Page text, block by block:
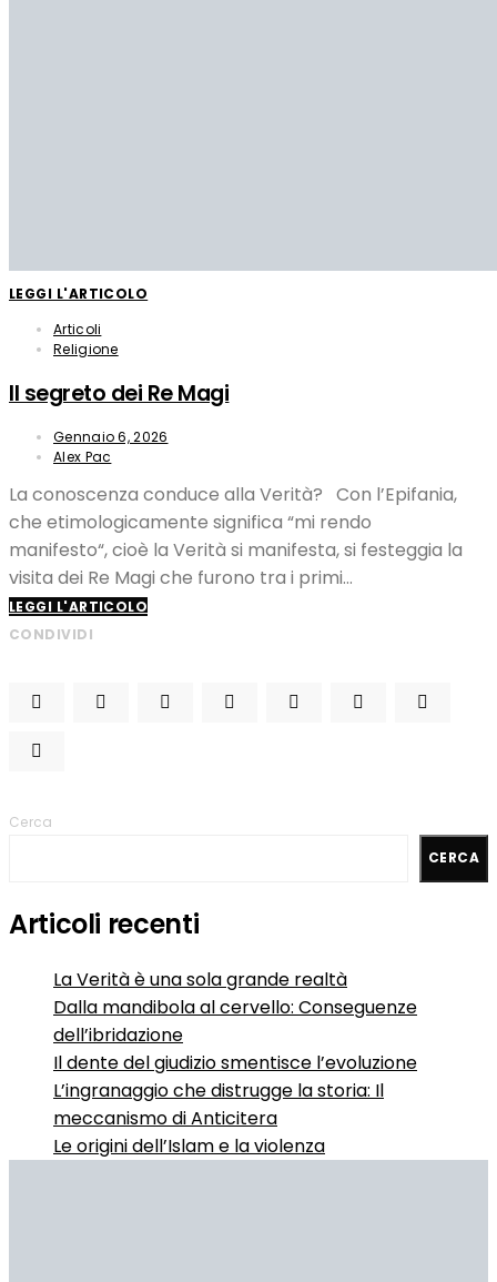
LEGGI L'ARTICOLO
Articoli
Religione
Il segreto dei Re Magi
Gennaio 6, 2026
Alex Pac
La conoscenza conduce alla Verità? Con l’Epifania,
che etimologicamente significa “mi rendo
manifesto“, cioè la Verità si manifesta, si festeggia la
visita dei Re Magi che furono tra i primi…
LEGGI L'ARTICOLO
CONDIVIDI
Cerca
CERCA
Articoli recenti
La Verità è una sola grande realtà
Dalla mandibola al cervello: Conseguenze
dell’ibridazione
Il dente del giudizio smentisce l’evoluzione
L’ingranaggio che distrugge la storia: Il
meccanismo di Anticitera
Le origini dell’Islam e la violenza